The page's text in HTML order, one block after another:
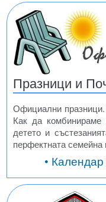
Празници и
Официални празници.
Как да комбинираме
детето и
перфектната семейна
•